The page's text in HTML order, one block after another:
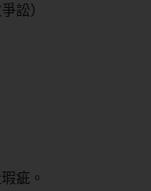
訟）
疵。